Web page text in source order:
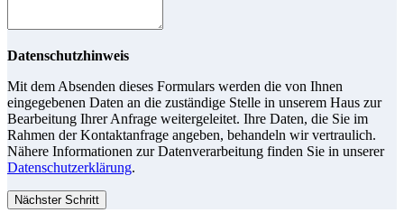
Datenschutzhinweis
Mit dem Absenden dieses Formulars werden die von Ihnen
eingegebenen Daten an die zuständige Stelle in unserem Haus zur
Bearbeitung Ihrer Anfrage weitergeleitet. Ihre Daten, die Sie im
Rahmen der Kontaktanfrage angeben, behandeln wir vertraulich.
Nähere Informationen zur Datenverarbeitung finden Sie in unserer
Datenschutzerklärung.
Nächster Schritt